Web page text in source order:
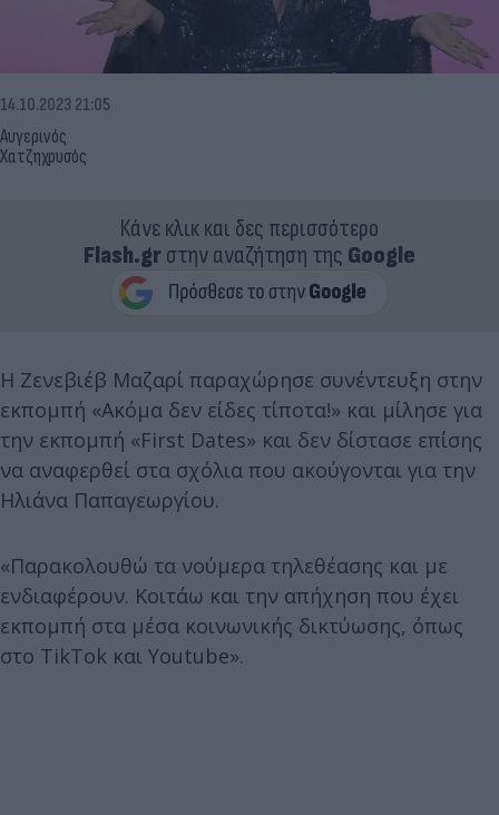
Αυγερινός
Χατζηχρυσός
14.10.2023 21:05
Κάνε κλικ και δες περισσότερο
Flash.grστην αναζήτηση της Google
Η Ζενεβιέβ Μαζαρί παραχώρησε συνέντευξη στην
εκπομπή «Ακόμα δεν είδες τίποτα!» και μίλησε για
την εκπομπή «First Dates» και δεν δίστασε επίσης
να αναφερθεί στα σχόλια που ακούγονται για την
Ηλιάνα Παπαγεωργίου.
«Παρακολουθώ τα νούμερα τηλεθέασης και με
ενδιαφέρουν. Κοιτάω και την απήχηση που έχει
εκπομπή στα μέσα κοινωνικής δικτύωσης, όπως
στο TikTok και Youtube».